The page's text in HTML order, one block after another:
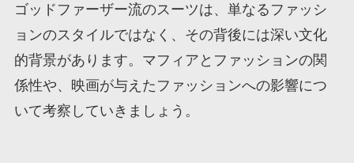
ゴッドファーザー流のスーツは、単なるファッシ
ョンのスタイルではなく、その背後には深い文化
的背景があります。マフィアとファッションの関
係性や、映画が与えたファッションへの影響につ
いて考察していきましょう。